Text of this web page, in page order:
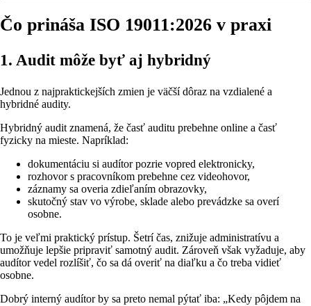
Čo prináša ISO 19011:2026 v praxi
1. Audit môže byť aj hybridný
Jednou z najpraktickejších zmien je väčší dôraz na vzdialené a
hybridné audity.
Hybridný audit znamená, že časť auditu prebehne online a časť
fyzicky na mieste. Napríklad:
dokumentáciu si audítor pozrie vopred elektronicky,
rozhovor s pracovníkom prebehne cez videohovor,
záznamy sa overia zdieľaním obrazovky,
skutočný stav vo výrobe, sklade alebo prevádzke sa overí
osobne.
To je veľmi praktický prístup. Šetrí čas, znižuje administratívu a
umožňuje lepšie pripraviť samotný audit. Zároveň však vyžaduje, aby
audítor vedel rozlíšiť, čo sa dá overiť na diaľku a čo treba vidieť
osobne.
Dobrý interný audítor by sa preto nemal pýtať iba: „Kedy pôjdem na